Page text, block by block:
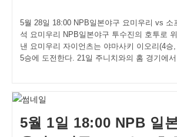
5월 28일 18:00 NPB일본야구 요미우리 vs 소
석 요미우리 NPB일본야구 투수진의 호투로
낸 요미우리 자이언츠는 야마사키 이오리(4승
5승에 도전한다. 21일 주니치와의 홈 경기에
5월 1일 18:00 NPB 일